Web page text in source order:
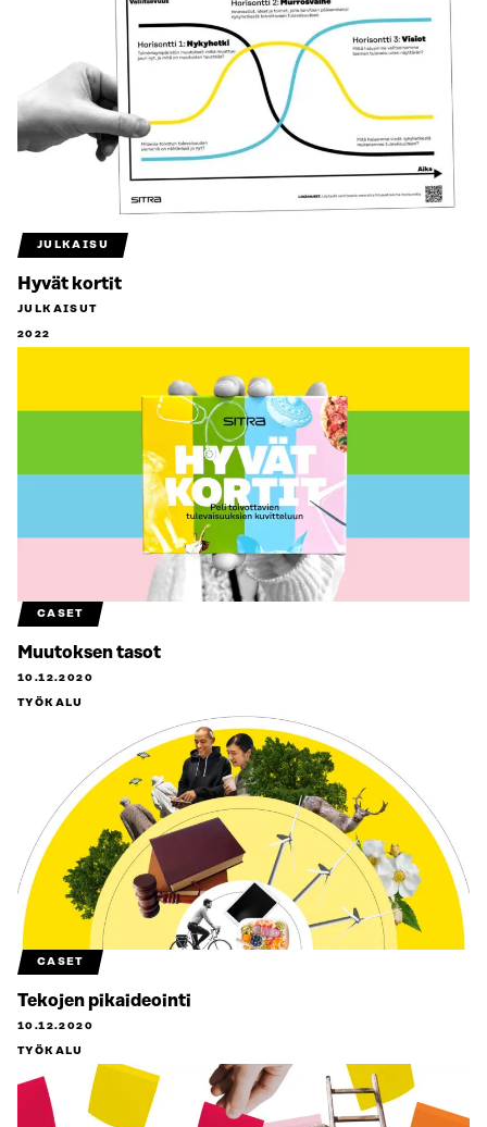
JULKAISU
Hyvät kortit
JULKAISUT
2022
CASET
Muutoksen tasot
10.12.2020
TYÖKALU
CASET
Tekojen pikaideointi
10.12.2020
TYÖKALU